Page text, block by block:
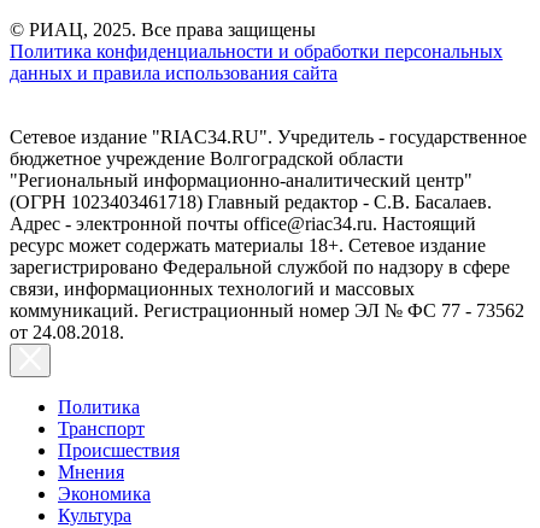
© РИАЦ, 2025. Все права защищены
Политика конфиденциальности и обработки персональных
данных и правила использования сайта
Сетевое издание "RIAC34.RU". Учредитель - государственное
бюджетное учреждение Волгоградской области
"Региональный информационно-аналитический центр"
(ОГРН 1023403461718) Главный редактор - С.В. Басалаев.
Адрес - электронной почты office@riac34.ru. Настоящий
ресурс может содержать материалы 18+. Сетевое издание
зарегистрировано Федеральной службой по надзору в сфере
связи, информационных технологий и массовых
коммуникаций. Регистрационный номер ЭЛ № ФС 77 - 73562
от 24.08.2018.
Политика
Транспорт
Происшествия
Мнения
Экономика
Культура